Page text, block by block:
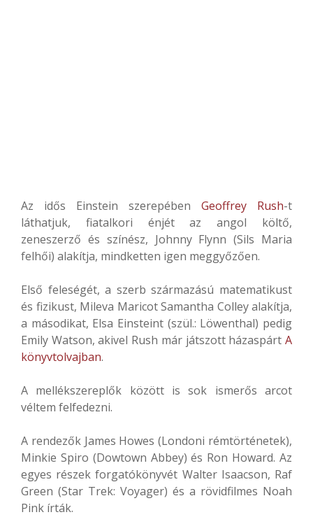
Az idős Einstein szerepében Geoffrey Rush-t
láthatjuk, fiatalkori énjét az angol költő,
zeneszerző és színész, Johnny Flynn (Sils Maria
felhői) alakítja, mindketten igen meggyőzően.
Első feleségét, a szerb származású matematikust
és fizikust, Mileva Maricot Samantha Colley alakítja,
a másodikat, Elsa Einsteint (szül.: Löwenthal) pedig
Emily Watson, akivel Rush már játszott házaspárt A
könyvtolvajban.
A mellékszereplők között is sok ismerős arcot
véltem felfedezni.
A rendezők James Howes (Londoni rémtörténetek),
Minkie Spiro (Dowtown Abbey) és Ron Howard. Az
egyes részek forgatókönyvét Walter Isaacson, Raf
Green (Star Trek: Voyager) és a rövidfilmes Noah
Pink írták.